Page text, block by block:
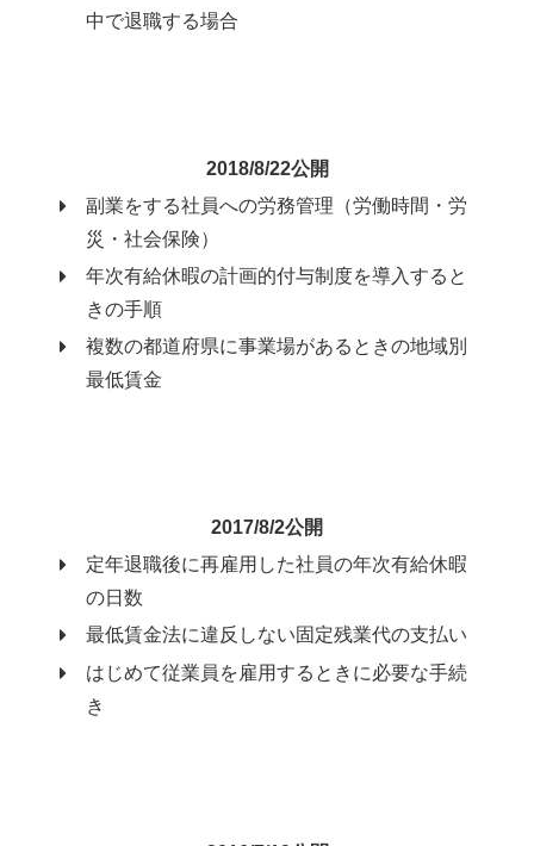
中で退職する場合
2018/8/22公開
副業をする社員への労務管理（労働時間・労
災・社会保険）
年次有給休暇の計画的付与制度を導入すると
きの手順
複数の都道府県に事業場があるときの地域別
最低賃金
2017/8/2公開
定年退職後に再雇用した社員の年次有給休暇
の日数
最低賃金法に違反しない固定残業代の支払い
はじめて従業員を雇用するときに必要な手続
き